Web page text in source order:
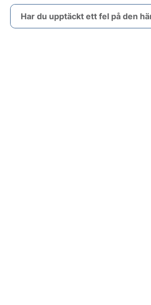
Har du upptäckt ett fel på den